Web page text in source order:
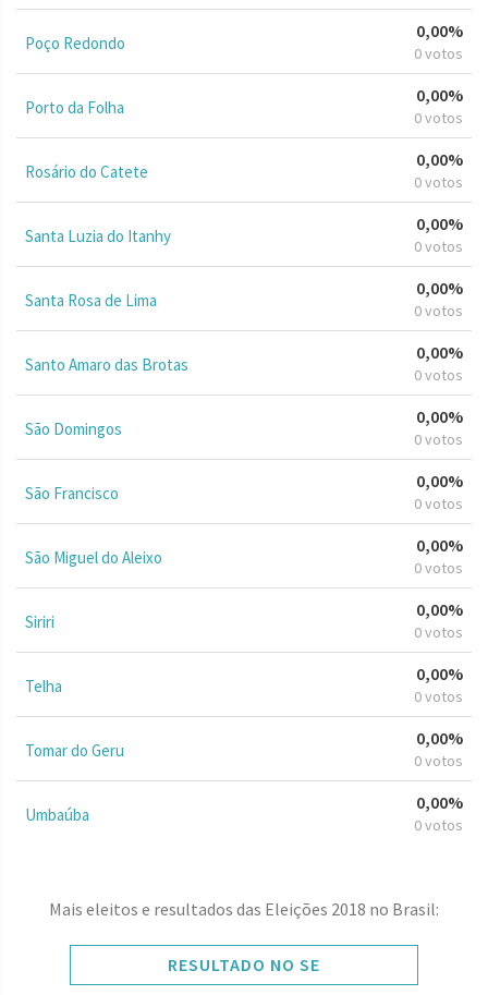
Poço Redondo
0,00%
0 votos
Porto da Folha
0,00%
0 votos
Rosário do Catete
0,00%
0 votos
Santa Luzia do Itanhy
0,00%
0 votos
Santa Rosa de Lima
0,00%
0 votos
Santo Amaro das Brotas
0,00%
0 votos
São Domingos
0,00%
0 votos
São Francisco
0,00%
0 votos
São Miguel do Aleixo
0,00%
0 votos
Siriri
0,00%
0 votos
Telha
0,00%
0 votos
Tomar do Geru
0,00%
0 votos
Umbaúba
0,00%
0 votos
Mais eleitos e resultados das Eleições 2018 no Brasil:
RESULTADO NO SE